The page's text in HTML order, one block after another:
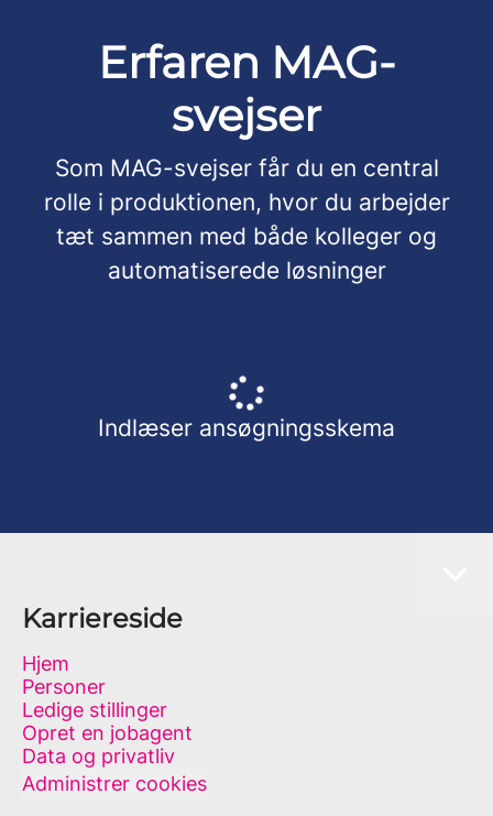
Erfaren MAG-
svejser
Som MAG-svejser får du en central
rolle i produktionen, hvor du arbejder
tæt sammen med både kolleger og
automatiserede løsninger
Indlæser ansøgningsskema
Karriereside
Hjem
Personer
Ledige stillinger
Opret en jobagent
Data og privatliv
Administrer cookies